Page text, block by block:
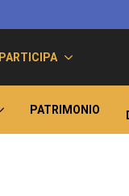
PARTICIPA
PATRIMONIO